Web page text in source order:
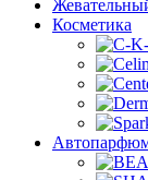
Косметика